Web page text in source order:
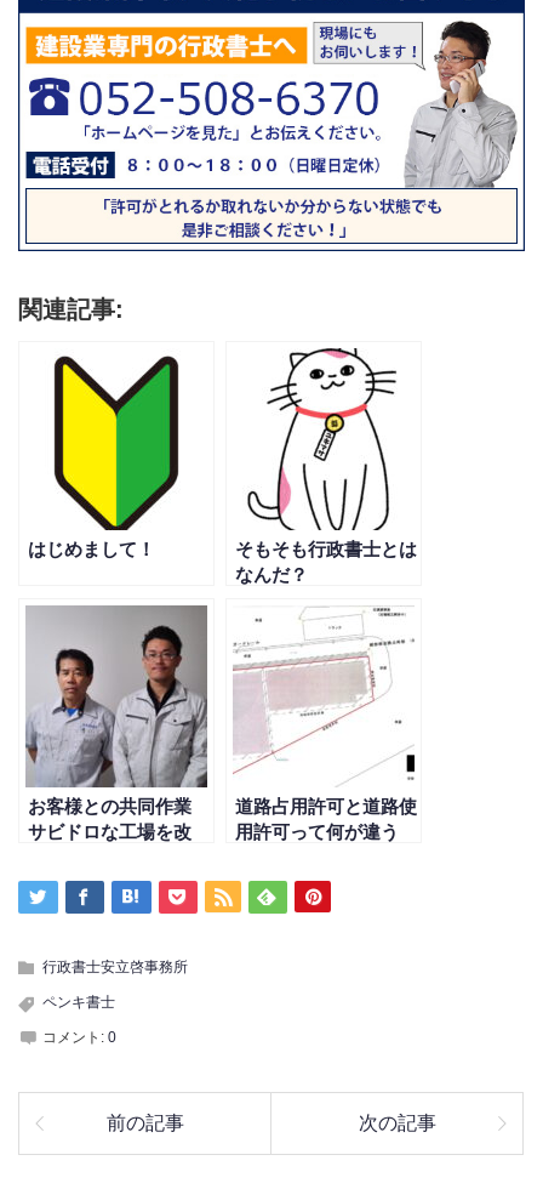
関連記事:
はじめまして！
そもそも行政書士とは
なんだ？
お客様との共同作業
サビドロな工場を改
道路占用許可と道路使
用許可って何が違う
行政書士安立啓事務所
ペンキ書士
コメント: 0
前の記事 次の記事